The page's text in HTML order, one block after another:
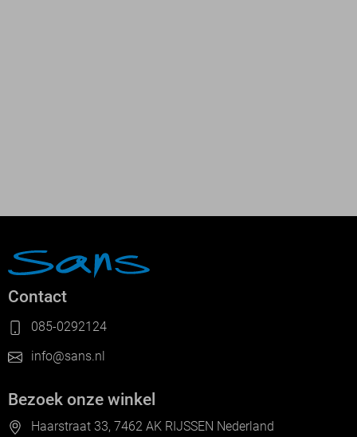
Contact
085-0292124
info@sans.nl
Bezoek onze winkel
Haarstraat 33, 7462 AK RIJSSEN Nederland